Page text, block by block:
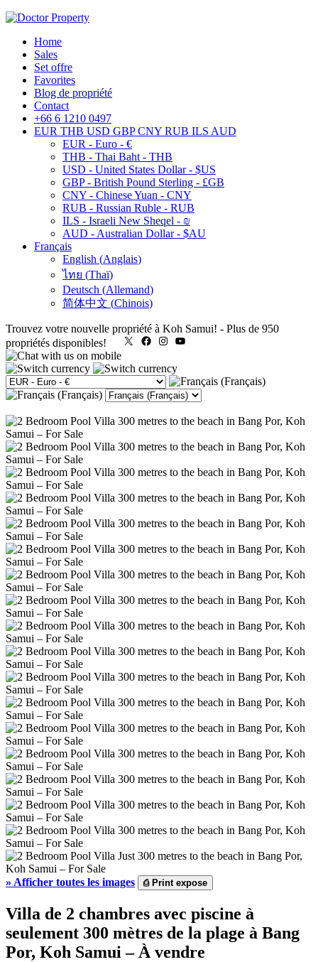
Home
Sales
Set offre
Favorites
Blog de propriété
Contact
+66 6 1210 0497
EUR THB USD GBP CNY RUB ILS AUD
EUR - Euro - €
THB - Thai Baht - THB
USD - United States Dollar - $US
GBP - British Pound Sterling - £GB
CNY - Chinese Yuan - CNY
RUB - Russian Ruble - RUB
ILS - Israeli New Sheqel - ₪
AUD - Australian Dollar - $AU
Français
English (Anglais)
ไทย (Thaï)
Deutsch (Allemand)
简体中文 (Chinois)
Trouvez votre nouvelle propriété à Koh Samui! - Plus de 950
propriétés disponibles!
X FacebookInstagram
» Afficher toutes les images ⎙Print expose
Villa de 2 chambres avec piscine à
seulement 300 mètres de la plage à Bang
Por, Koh Samui – À vendre